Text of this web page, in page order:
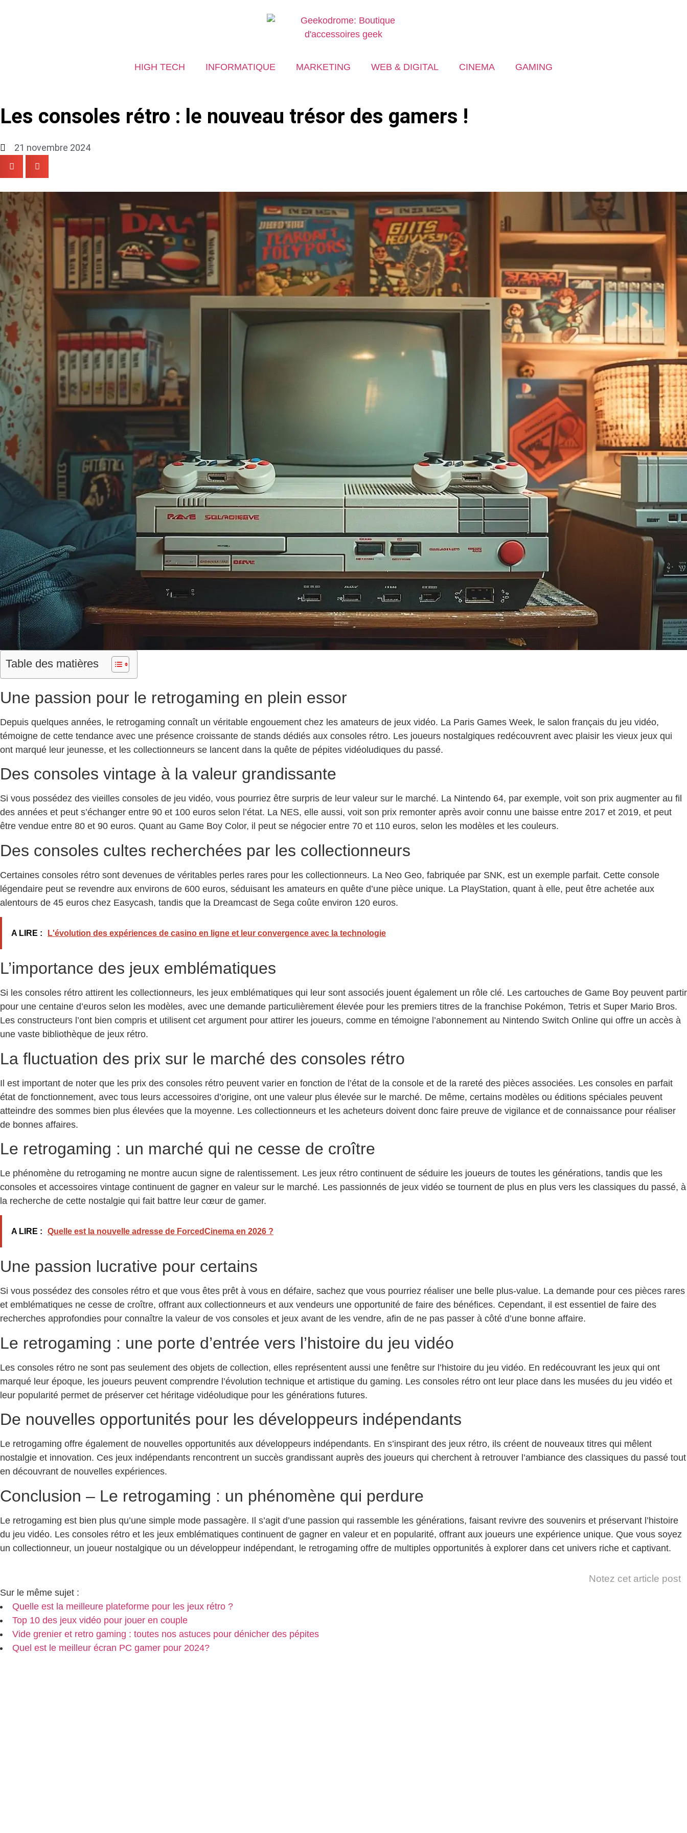
HIGH TECH INFORMATIQUE MARKETING WEB & DIGITAL CINEMA GAMING
Les consoles rétro : le nouveau trésor des gamers !
21 novembre 2024
Table des matières
Une passion pour le retrogaming en plein essor
Depuis quelques années, le retrogaming connaît un véritable engouement chez les amateurs de jeux vidéo. La Paris Games Week, le salon français du jeu vidéo,
témoigne de cette tendance avec une présence croissante de stands dédiés aux consoles rétro. Les joueurs nostalgiques redécouvrent avec plaisir les vieux jeux qui
ont marqué leur jeunesse, et les collectionneurs se lancent dans la quête de pépites vidéoludiques du passé.
Des consoles vintage à la valeur grandissante
Si vous possédez des vieilles consoles de jeu vidéo, vous pourriez être surpris de leur valeur sur le marché. La Nintendo 64, par exemple, voit son prix augmenter au fil
des années et peut s’échanger entre 90 et 100 euros selon l’état. La NES, elle aussi, voit son prix remonter après avoir connu une baisse entre 2017 et 2019, et peut
être vendue entre 80 et 90 euros. Quant au Game Boy Color, il peut se négocier entre 70 et 110 euros, selon les modèles et les couleurs.
Des consoles cultes recherchées par les collectionneurs
Certaines consoles rétro sont devenues de véritables perles rares pour les collectionneurs. La Neo Geo, fabriquée par SNK, est un exemple parfait. Cette console
légendaire peut se revendre aux environs de 600 euros, séduisant les amateurs en quête d’une pièce unique. La PlayStation, quant à elle, peut être achetée aux
alentours de 45 euros chez Easycash, tandis que la Dreamcast de Sega coûte environ 120 euros.
A LIRE : L'évolution des expériences de casino en ligne et leur convergence avec la technologie
L’importance des jeux emblématiques
Si les consoles rétro attirent les collectionneurs, les jeux emblématiques qui leur sont associés jouent également un rôle clé. Les cartouches de Game Boy peuvent partir
pour une centaine d’euros selon les modèles, avec une demande particulièrement élevée pour les premiers titres de la franchise Pokémon, Tetris et Super Mario Bros.
Les constructeurs l’ont bien compris et utilisent cet argument pour attirer les joueurs, comme en témoigne l’abonnement au Nintendo Switch Online qui offre un accès à
une vaste bibliothèque de jeux rétro.
La fluctuation des prix sur le marché des consoles rétro
Il est important de noter que les prix des consoles rétro peuvent varier en fonction de l’état de la console et de la rareté des pièces associées. Les consoles en parfait
état de fonctionnement, avec tous leurs accessoires d’origine, ont une valeur plus élevée sur le marché. De même, certains modèles ou éditions spéciales peuvent
atteindre des sommes bien plus élevées que la moyenne. Les collectionneurs et les acheteurs doivent donc faire preuve de vigilance et de connaissance pour réaliser
de bonnes affaires.
Le retrogaming : un marché qui ne cesse de croître
Le phénomène du retrogaming ne montre aucun signe de ralentissement. Les jeux rétro continuent de séduire les joueurs de toutes les générations, tandis que les
consoles et accessoires vintage continuent de gagner en valeur sur le marché. Les passionnés de jeux vidéo se tournent de plus en plus vers les classiques du passé, à
la recherche de cette nostalgie qui fait battre leur cœur de gamer.
A LIRE : Quelle est la nouvelle adresse de ForcedCinema en 2026 ?
Une passion lucrative pour certains
Si vous possédez des consoles rétro et que vous êtes prêt à vous en défaire, sachez que vous pourriez réaliser une belle plus-value. La demande pour ces pièces rares
et emblématiques ne cesse de croître, offrant aux collectionneurs et aux vendeurs une opportunité de faire des bénéfices. Cependant, il est essentiel de faire des
recherches approfondies pour connaître la valeur de vos consoles et jeux avant de les vendre, afin de ne pas passer à côté d’une bonne affaire.
Le retrogaming : une porte d’entrée vers l’histoire du jeu vidéo
Les consoles rétro ne sont pas seulement des objets de collection, elles représentent aussi une fenêtre sur l’histoire du jeu vidéo. En redécouvrant les jeux qui ont
marqué leur époque, les joueurs peuvent comprendre l’évolution technique et artistique du gaming. Les consoles rétro ont leur place dans les musées du jeu vidéo et
leur popularité permet de préserver cet héritage vidéoludique pour les générations futures.
De nouvelles opportunités pour les développeurs indépendants
Le retrogaming offre également de nouvelles opportunités aux développeurs indépendants. En s’inspirant des jeux rétro, ils créent de nouveaux titres qui mêlent
nostalgie et innovation. Ces jeux indépendants rencontrent un succès grandissant auprès des joueurs qui cherchent à retrouver l’ambiance des classiques du passé tout
en découvrant de nouvelles expériences.
Conclusion – Le retrogaming : un phénomène qui perdure
Le retrogaming est bien plus qu’une simple mode passagère. Il s’agit d’une passion qui rassemble les générations, faisant revivre des souvenirs et préservant l’histoire
du jeu vidéo. Les consoles rétro et les jeux emblématiques continuent de gagner en valeur et en popularité, offrant aux joueurs une expérience unique. Que vous soyez
un collectionneur, un joueur nostalgique ou un développeur indépendant, le retrogaming offre de multiples opportunités à explorer dans cet univers riche et captivant.
Notez cet article post
Sur le même sujet :
Quelle est la meilleure plateforme pour les jeux rétro ?
Top 10 des jeux vidéo pour jouer en couple
Vide grenier et retro gaming : toutes nos astuces pour dénicher des pépites
Quel est le meilleur écran PC gamer pour 2024?